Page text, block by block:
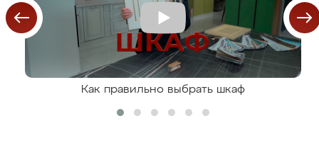
Как правильно выбрать шкаф